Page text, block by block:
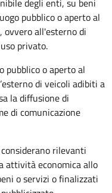
degli enti, su beni
pubblico o aperto al
ovvero all'esterno di
privato.
pubblico o aperto al
di veicoli adibiti a
la diffusione di
di comunicazione
rilevanti
attività economica allo
o servizi o finalizzati